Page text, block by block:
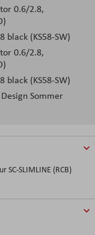
0.6/2.8,
black (KS58-SW)
0.6/2.8,
black (KS58-SW)
Sommer
SC-SLIMLINE (RCB)